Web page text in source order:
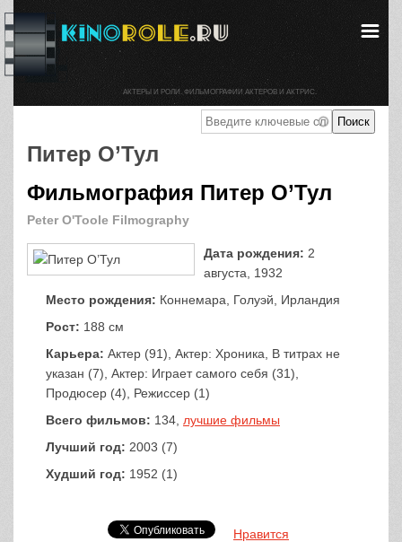
Питер О’Тул
Фильмография Питер О’Тул
Peter O'Toole Filmography
Дата рождения: 2
августа, 1932
Место рождения: Коннемара, Голуэй, Ирландия
Рост: 188 см
Карьера: Актер (91), Актер: Хроника, В титрах не
указан (7), Актер: Играет самого себя (31),
Продюсер (4), Режиссер (1)
Всего фильмов: 134, лучшие фильмы
Лучший год: 2003 (7)
Худший год: 1952 (1)
Нравится
АКТЕРЫ И РОЛИ. ФИЛЬМОГРАФИИ АКТЕРОВ И АКТРИС.